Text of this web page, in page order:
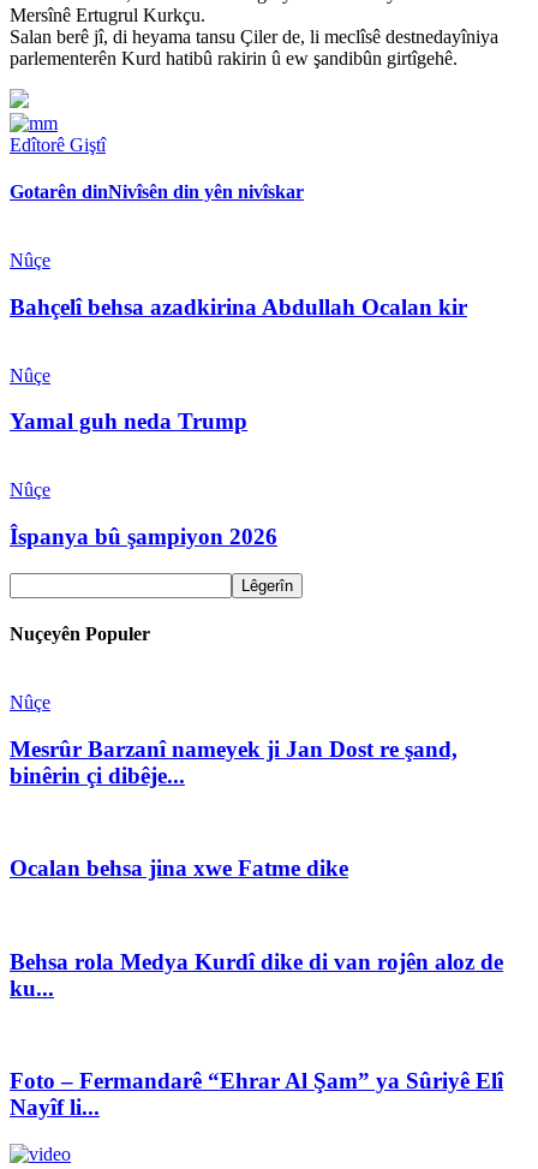
Mersînê Ertugrul Kurkçu.
Salan berê jî, di heyama tansu Çiler de, li meclîsê destnedayîniya
parlementerên Kurd hatibû rakirin û ew şandibûn girtîgehê.
Edîtorê Giştî
Gotarên dinNivîsên din yên nivîskar
Nûçe
Bahçelî behsa azadkirina Abdullah Ocalan kir
Nûçe
Yamal guh neda Trump
Nûçe
Îspanya bû şampiyon 2026
Nuçeyên Populer
Nûçe
Mesrûr Barzanî nameyek ji Jan Dost re şand,
binêrin çi dibêje...
Ocalan behsa jina xwe Fatme dike
Behsa rola Medya Kurdî dike di van rojên aloz de
ku...
Foto – Fermandarê “Ehrar Al Şam” ya Sûriyê Elî
Nayîf li...